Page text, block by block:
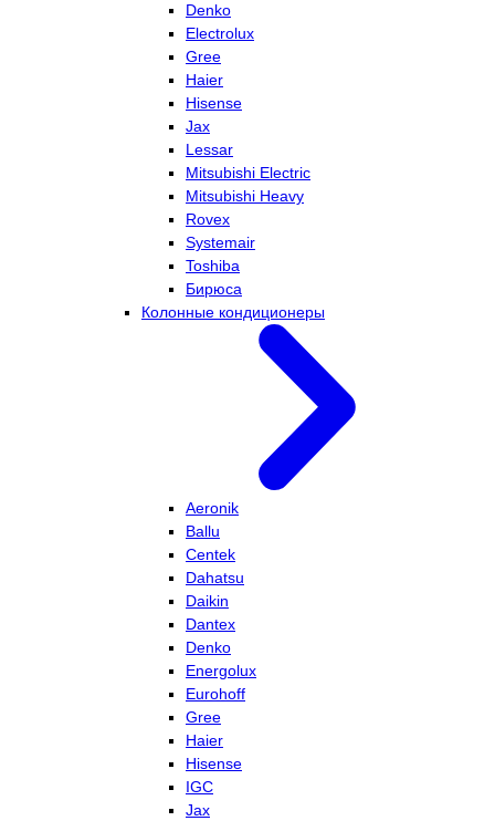
Denko
Electrolux
Gree
Haier
Hisense
Jax
Lessar
Mitsubishi Electric
Mitsubishi Heavy
Rovex
Systemair
Toshiba
Бирюса
Колонные кондиционеры
Aeronik
Ballu
Centek
Dahatsu
Daikin
Dantex
Denko
Energolux
Eurohoff
Gree
Haier
Hisense
IGC
Jax